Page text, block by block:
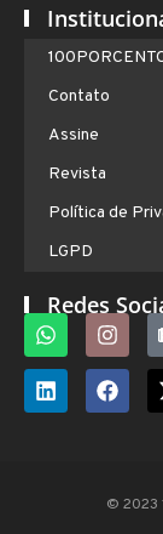
Contato
Assine
Revista
Política de
LGPD
Redes
© 2023